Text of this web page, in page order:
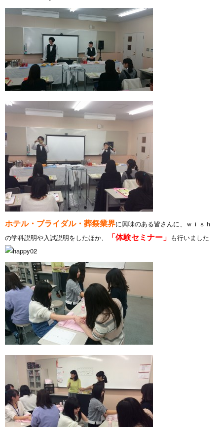
ホテル・ブライダル・葬祭業界に興味のある皆さんに、ｗｉｓｈ
の学科説明や入試説明をしたほか、
「体験セミナー」 も行いました